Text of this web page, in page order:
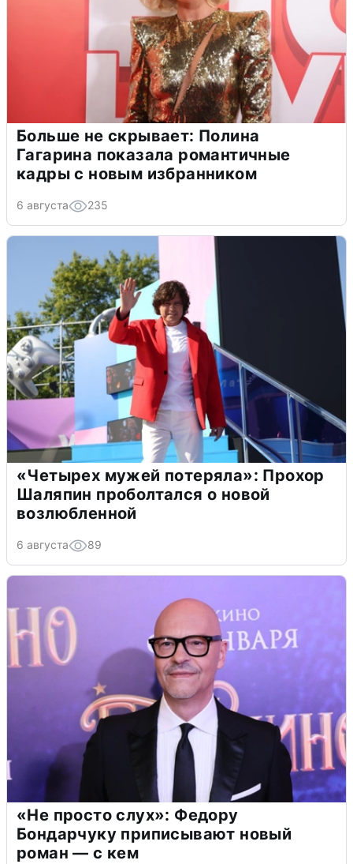
Больше не скрывает: Полина
Гагарина показала романтичные
кадры с новым избранником
6 августа 235
«Четырех мужей потеряла»: Прохор
Шаляпин проболтался о новой
возлюбленной
6 августа 89
«Не просто слух»: Федору
Бондарчуку приписывают новый
роман — с кем